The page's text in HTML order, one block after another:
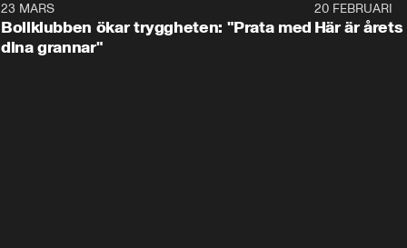
23 MARS
Bollklubben ökar tryggheten: "Prata med
dina grannar"
20 FEBRUARI
Här är